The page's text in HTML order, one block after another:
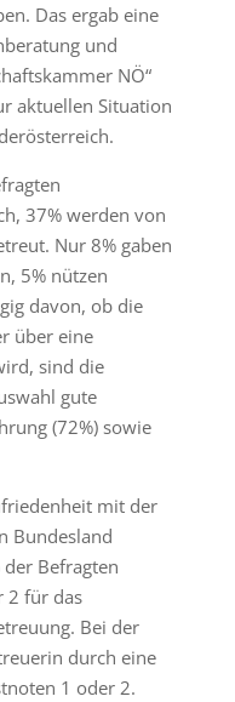
Das ergab eine
und
NÖ“
aktuellen Situation
37% werden von
Nur 8% gaben
5% nützen
davon, ob die
über eine
sind die
gute
(72%) sowie
mit der
Bundesland
Befragten
2 für das
Bei der
durch eine
1 oder 2.